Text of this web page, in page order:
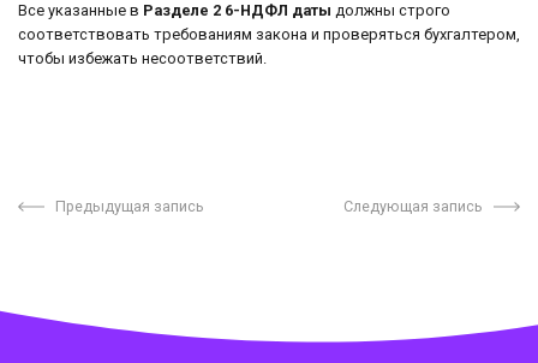
Все указанные в Разделе 2 6-НДФЛ даты должны строго
соответствовать требованиям закона и проверяться бухгалтером,
чтобы избежать несоответствий.
Предыдущая запись Следующая запись